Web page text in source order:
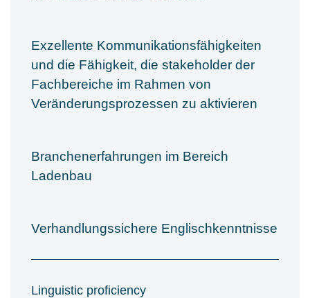
Exzellente Kommunikationsfähigkeiten
und die Fähigkeit, die stakeholder der
Fachbereiche im Rahmen von
Veränderungsprozessen zu aktivieren
Branchenerfahrungen im Bereich
Ladenbau
Verhandlungssichere Englischkenntnisse
Linguistic proficiency